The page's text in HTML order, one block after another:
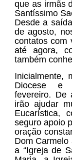
que as irmãs
Santíssimo
Desde a
de agosto,
contatos com
até agora,
também
Inicialmente,
Diocese e
fevereiro. De
irão ajudar
Eucarística,
seguro apoio
oração
Dom
a “Igreja de